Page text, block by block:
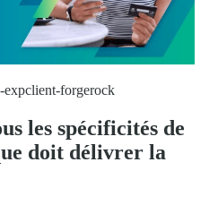
expclient-forgerock
les spécificités de
doit délivrer la